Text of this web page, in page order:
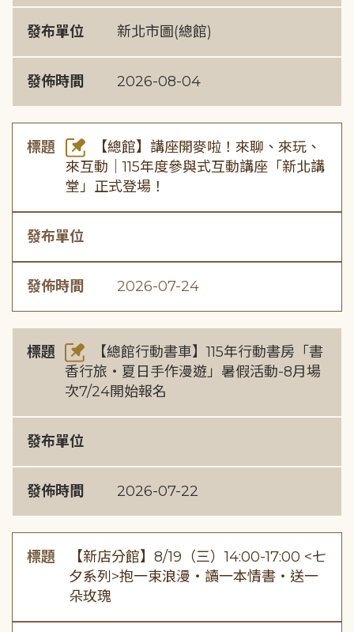
發布單位 新北市圖(總館)
發佈時間 2026-08-04
標題
【總館】講座開麥啦！來聊、來玩、
來互動｜115年度參與式互動講座「新北講
堂」正式登場！
發布單位
發佈時間 2026-07-24
標題
【總館行動書車】115年行動書房「書
香行旅・夏日手作漫遊」暑假活動-8月場
次7/24開始報名
發布單位
發佈時間 2026-07-22
標題
【新店分館】8/19（三）14:00-17:00 <七
夕系列>抱一束浪漫・讀一本情書・送一
朵玫瑰